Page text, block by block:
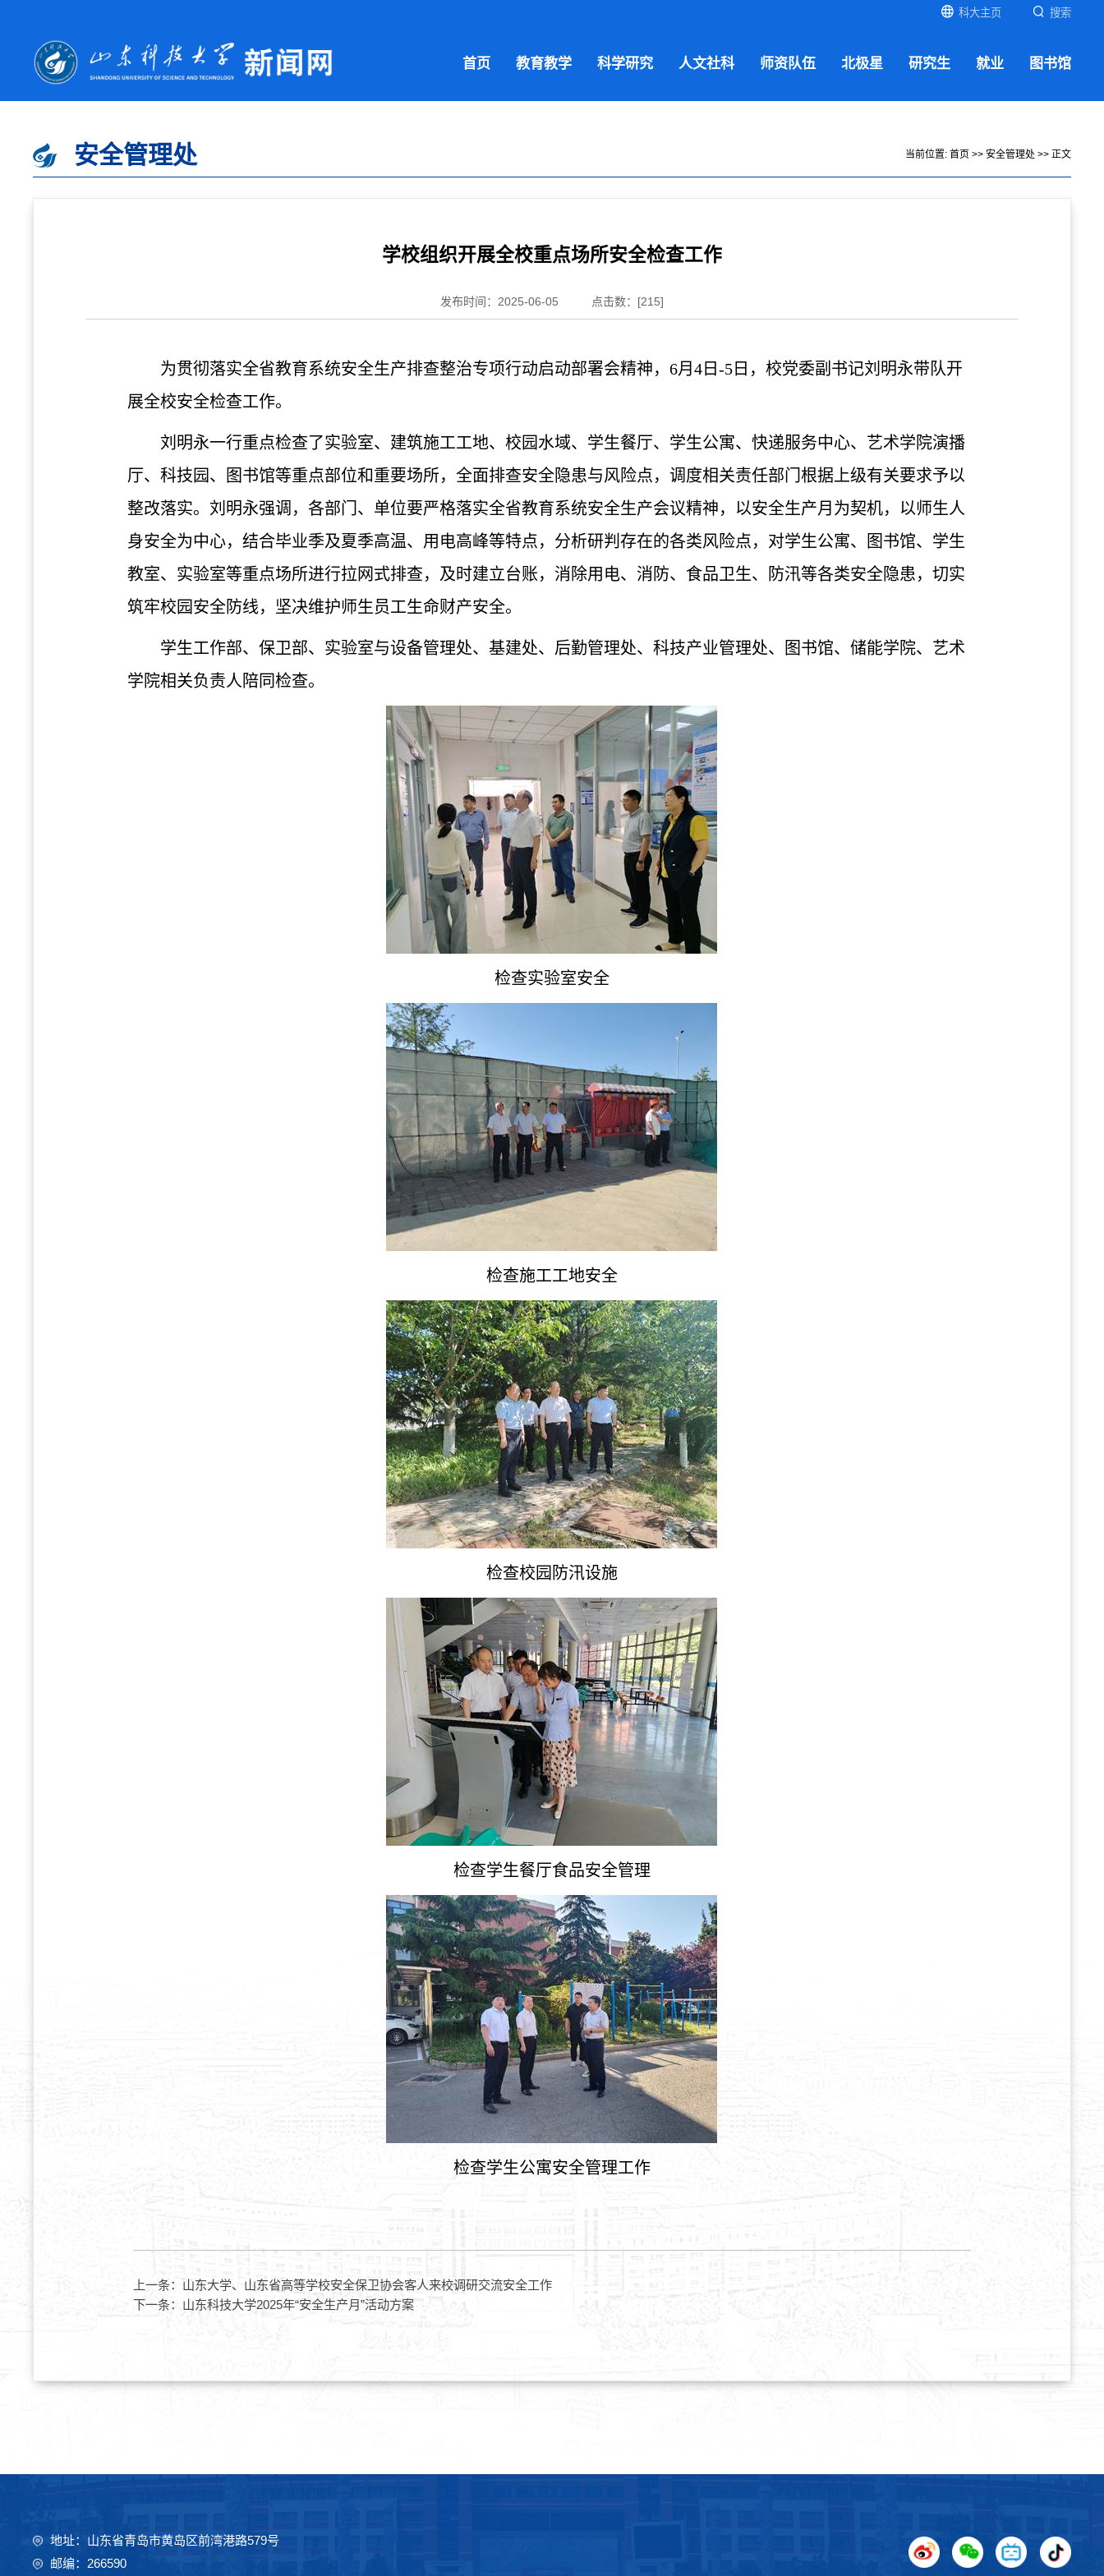
科大主页 搜索
首页 教育教学 科学研究 人文社科 师资队伍 北极星 研究生 就业 图书馆
安全管理处 当前位置: 首页 >> 安全管理处 >> 正文
学校组织开展全校重点场所安全检查工作
发布时间：2025-06-05 点击数：[215]
为贯彻落实全省教育系统安全生产排查整治专项行动启动部署会精神，6月4日-5 日，校党委副书记刘明永带队开
展全校安全检查工作。
刘明永一行重点检查了实验室、建筑施工工地、校园水域、学生餐厅、学生公寓、快递服务中心、艺术学院演播
厅、科技园、图书馆等重点部位和重要场所，全面排查安全隐患与风险点，调度相关责任部门根据上级有关要求予以
整改落实。刘明永强调，各部门、单位要严格落实全省教育系统安全生产会议精神，以安全生产月为契机，以师生人
身安全为中心，结合毕业季及夏季高温、用电高峰等特点，分析研判存在的各类风险点，对学生公寓、图书馆、学生
教室、实验室等重点场所进行拉网式排查，及时建立台账，消除用电、消防、食品卫生、防汛等各类安全隐患，切实
筑牢校园安全防线，坚决维护师生员工生命财产安全。
学生工作部、保卫部、实验室与设备管理处、基建处、后勤管理处、科技产业管理处、图书馆、储能学院、艺术
学院相关负责人陪同检查。
检查实验室安全
检查施工工地安全
检查校园防汛设施
检查学生餐厅食品安全管理
检查学生公寓安全管理工作
上一条： 山东大学、山东省高等学校安全保卫协会客人来校调研交流安全工作
下一条： 山东科技大学2025年“安全生产月”活动方案
地址：山东省青岛市黄岛区前湾港路579号
邮编：266590